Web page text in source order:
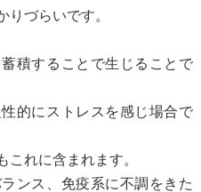
りづらいです。
積することで生じることで
的にストレスを感じ場合で
これに含まれます。
ンス、免疫系に不調をきた